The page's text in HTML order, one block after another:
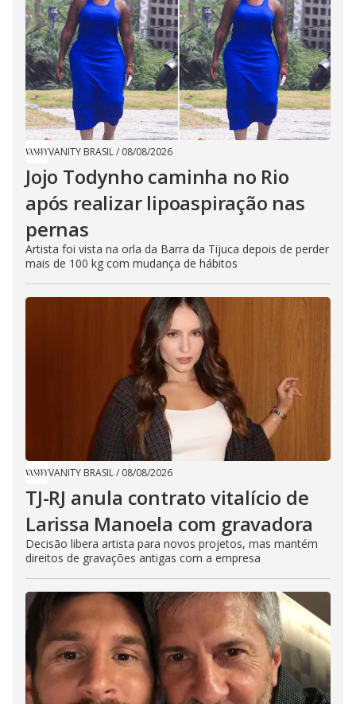
VANITY BRASIL/ 08/08/2026
Jojo Todynho caminha no Rio
após realizar lipoaspiração nas
pernas
Artista foi vista na orla da Barra da Tijuca depois de perder
mais de 100 kg com mudança de hábitos
VANITY BRASIL/ 08/08/2026
TJ-RJ anula contrato vitalício de
Larissa Manoela com gravadora
Decisão libera artista para novos projetos, mas mantém
direitos de gravações antigas com a empresa